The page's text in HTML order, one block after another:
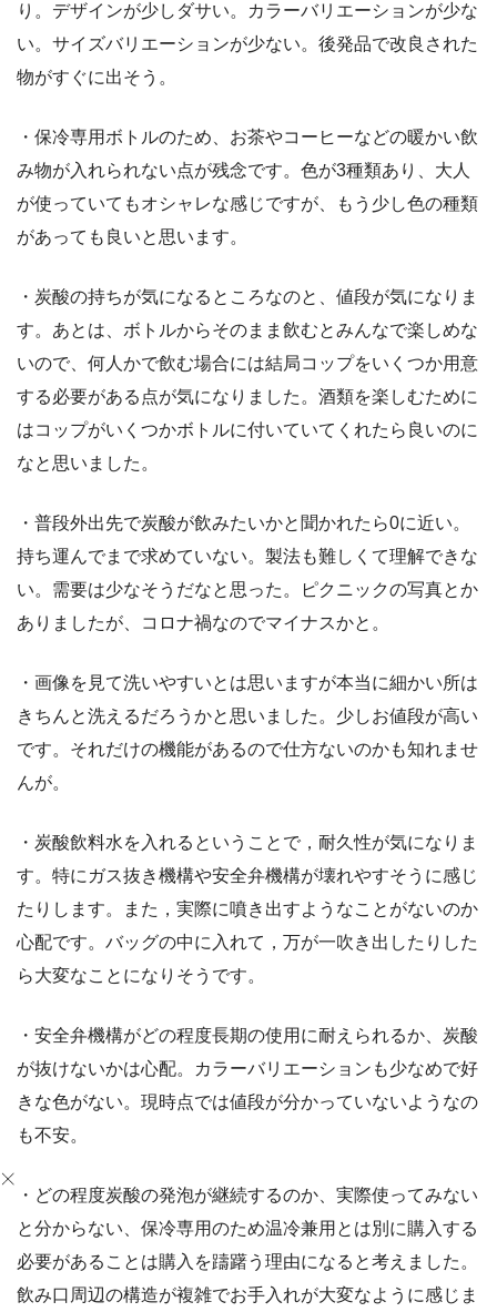
り。デザインが少しダサい。カラーバリエーションが少な
い。サイズバリエーションが少ない。後発品で改良された
物がすぐに出そう。
・保冷専用ボトルのため、お茶やコーヒーなどの暖かい飲
み物が入れられない点が残念です。色が3種類あり、大人
が使っていてもオシャレな感じですが、もう少し色の種類
があっても良いと思います。
・炭酸の持ちが気になるところなのと、値段が気になりま
す。あとは、ボトルからそのまま飲むとみんなで楽しめな
いので、何人かで飲む場合には結局コップをいくつか用意
する必要がある点が気になりました。酒類を楽しむために
はコップがいくつかボトルに付いていてくれたら良いのに
なと思いました。
・普段外出先で炭酸が飲みたいかと聞かれたら0に近い。
持ち運んでまで求めていない。製法も難しくて理解できな
い。需要は少なそうだなと思った。ピクニックの写真とか
ありましたが、コロナ禍なのでマイナスかと。
・画像を見て洗いやすいとは思いますが本当に細かい所は
きちんと洗えるだろうかと思いました。少しお値段が高い
です。それだけの機能があるので仕方ないのかも知れませ
んが。
・炭酸飲料水を入れるということで，耐久性が気になりま
す。特にガス抜き機構や安全弁機構が壊れやすそうに感じ
たりします。また，実際に噴き出すようなことがないのか
心配です。バッグの中に入れて，万が一吹き出したりした
ら大変なことになりそうです。
・安全弁機構がどの程度長期の使用に耐えられるか、炭酸
が抜けないかは心配。カラーバリエーションも少なめで好
きな色がない。現時点では値段が分かっていないようなの
も不安。
・どの程度炭酸の発泡が継続するのか、実際使ってみない
と分からない、保冷専用のため温冷兼用とは別に購入する
必要があることは購入を躊躇う理由になると考えました。
飲み口周辺の構造が複雑でお手入れが大変なように感じま